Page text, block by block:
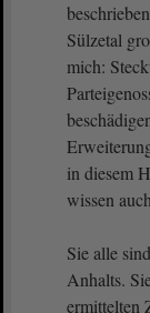
Sülzetal
mich:
in diesem
wissen
Sie alle
Anhalts.
ermittelten